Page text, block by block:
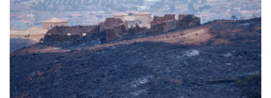
OCIO EN FAMILIA
Los niños carballiñeses vencen el calor en la Festa
da auga